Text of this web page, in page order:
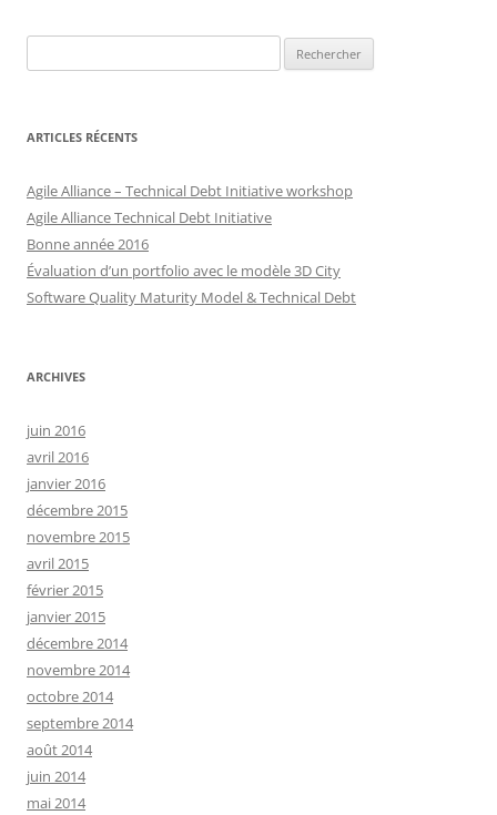
ARTICLES RÉCENTS
Agile Alliance – Technical Debt Initiative workshop
Agile Alliance Technical Debt Initiative
Bonne année 2016
Évaluation d’un portfolio avec le modèle 3D City
Software Quality Maturity Model & Technical Debt
ARCHIVES
juin 2016
avril 2016
janvier 2016
décembre 2015
novembre 2015
avril 2015
février 2015
janvier 2015
décembre 2014
novembre 2014
octobre 2014
septembre 2014
août 2014
juin 2014
mai 2014